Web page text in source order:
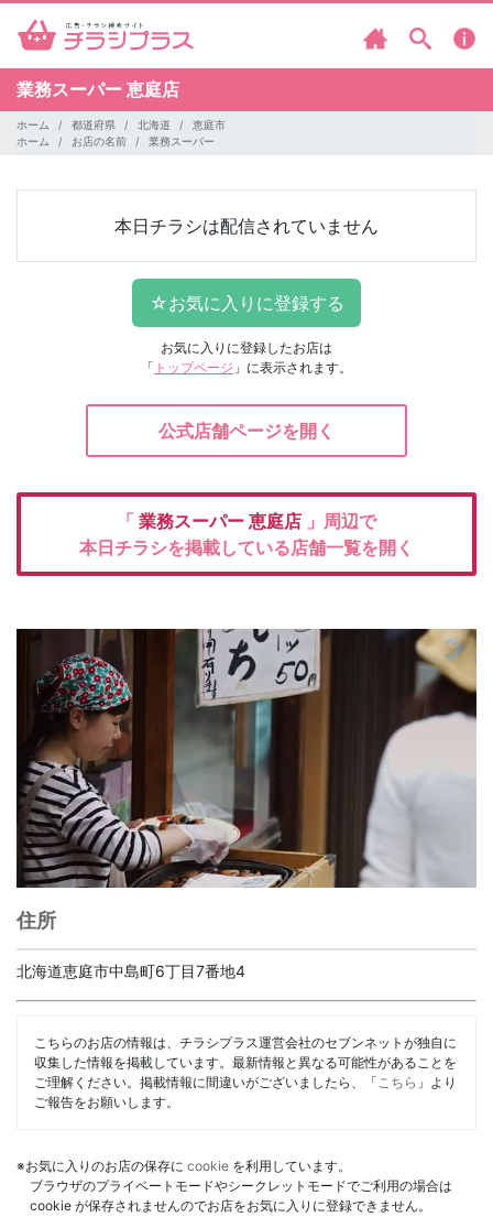
業務スーパー 恵庭店
ホーム 都道府県 北海道
恵庭市
ホーム
お店の名前 業務スーパー
本日チラシは配信されていません
お気に入りに登録したお店は
「 トップページ 」に表示されます。
公式店舗ページを開く
「 業務スーパー 恵庭店 」周辺で
本日チラシを掲載している店舗一覧を開く
住所
北海道恵庭市中島町6丁目7番地4
こちらのお店の情報は、チラシプラス運営会社のセブンネットが独自に
収集した情報を掲載しています。最新情報と異なる可能性があることを
ご理解ください。掲載情報に間違いがございましたら、「 こちら 」より
ご報告をお願いします。
※お気に入りのお店の保存に cookie を利用しています。
ブラウザのプライベートモードやシークレットモードでご利用の場合は
cookie が保存されませんのでお店をお気に入りに登録できません。